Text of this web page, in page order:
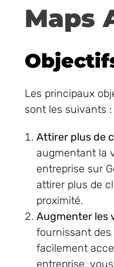
Maps
Les principaux
sont les suivants :
Attirer plus de
augmentant la
entreprise sur
attirer plus de
proximité.
Augmenter les
fournissant
facilement
entreprise,